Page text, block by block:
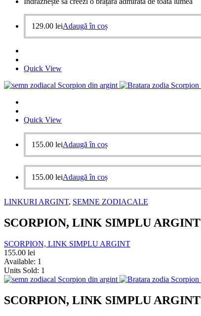
129.00 leiAdaugă în coș
Quick View
Quick View
155.00 leiAdaugă în coș
155.00 leiAdaugă în coș
LINKURI ARGINT, SEMNE ZODIACALE
SCORPION, LINK SIMPLU ARGINT
SCORPION, LINK SIMPLU ARGINT
155.00 lei
Available: 1
Units Sold: 1
SCORPION, LINK SIMPLU ARGINT